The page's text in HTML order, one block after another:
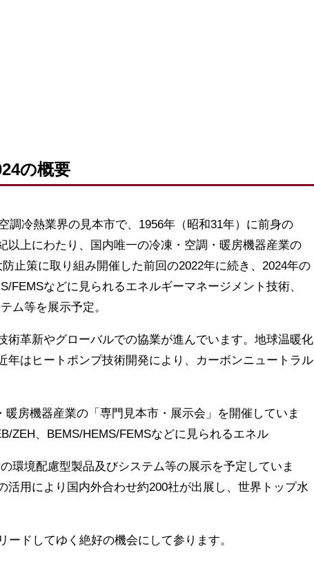
の概要
冷熱業界の見本市で、1956年（昭和31年）に前身の
以上にわたり、国内唯一の冷凍・空調・暖房機器産業の
止策に取り組み開催した前回の2022年に続き、2024年の
FEMSなどに見られるエネルギーマネージメント技術、
ム等を展示予定。
革新やグローバルでの協業が進んでいます。地球温暖化
はヒートポンプ技術開発により、カーボンニュートラル
房機器産業の「専門見本市・展示会」を開催していま
ZEH、BEMS/HEMS/FEMSなどに見られるエネル
環境配慮型製品及びシステム等の展示を予定していま
用により国内外合わせ約200社が出展し、世界トップ水
ドしてゆく絶好の機会にして参ります。